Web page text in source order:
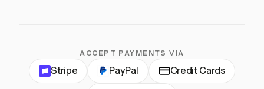
ACCEPT PAYMENTS VIA
Stripe PayPal Credit Cards